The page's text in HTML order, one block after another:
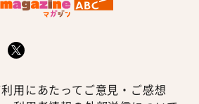
用にあたって ご意見・ご感想